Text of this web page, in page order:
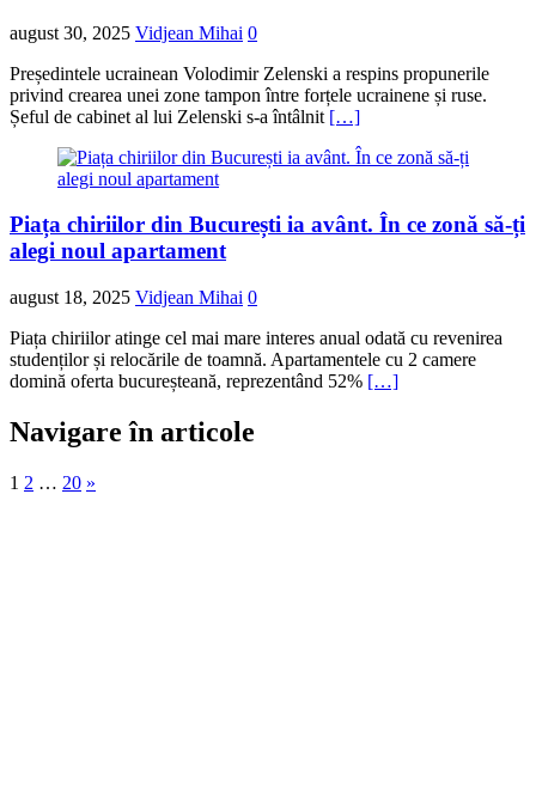
august 30, 2025 Vidjean Mihai 0
Președintele ucrainean Volodimir Zelenski a respins propunerile
privind crearea unei zone tampon între forțele ucrainene și ruse.
Șeful de cabinet al lui Zelenski s-a întâlnit […]
Piața chiriilor din București ia avânt. În ce zonă să-ți
alegi noul apartament
august 18, 2025 Vidjean Mihai 0
Piața chiriilor atinge cel mai mare interes anual odată cu revenirea
studenților și relocările de toamnă. Apartamentele cu 2 camere
domină oferta bucureșteană, reprezentând 52% […]
Navigare în articole
1 2 … 20 »